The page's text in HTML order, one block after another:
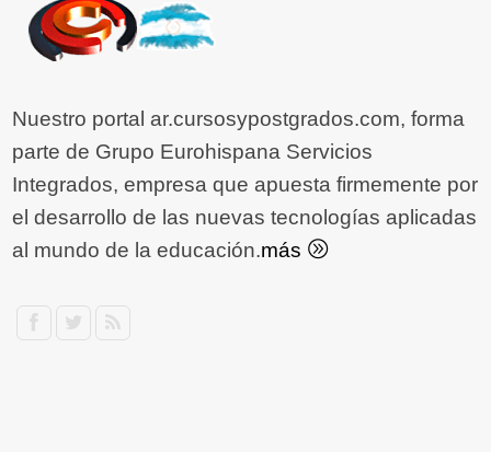
Nuestro portal ar.cursosypostgrados.com, forma
parte de Grupo Eurohispana Servicios
Integrados, empresa que apuesta firmemente por
el desarrollo de las nuevas tecnologías aplicadas
al mundo de la educación.más